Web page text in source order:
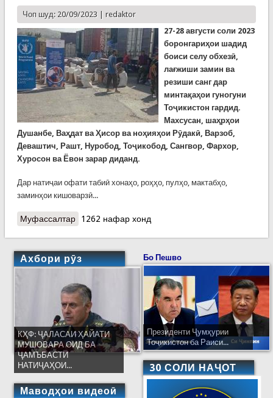
Чоп шуд: 20/09/2023 | redaktor
27-28 августи соли 2023
боронгариҳои шадид
боиси селу обхезӣ,
лағжиши замин ва
резиши санг дар
минтақаҳои гуногуни
Тоҷикистон гардид.
Махсусан, шаҳрҳои
Душанбе, Ваҳдат ва Ҳисор ва ноҳияҳои Рӯдакӣ, Варзоб,
Деваштич, Рашт, Нуробод, Тоҷикобод, Сангвор, Фархор,
Хуросон ва Ёвон зарар диданд.
Дар натиҷаи офати табиӣ хонаҳо, роҳҳо, пулҳо, мактабҳо,
заминҳои кишоварзӣ...
Муфассалтаро Кӯмаки башардӯстонаи Агентии ШМА оид ба
1262 нафар хонд
Ахбори рӯз
КҲФ: ҶАЛАСАИ ҲАЙАТИ
МУШОВАРА ОИД БА
ҶАМЪБАСТИ
НАТИҶАҲОИ...
Маводҳои видеоӣ
Бо Пешво
Президенти Ҷумҳурии
Тоҷикистон ба Раиси...
30 СОЛИ НАҶОТ